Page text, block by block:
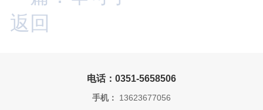
返回
电话：0351-5658506
手机： 13623677056